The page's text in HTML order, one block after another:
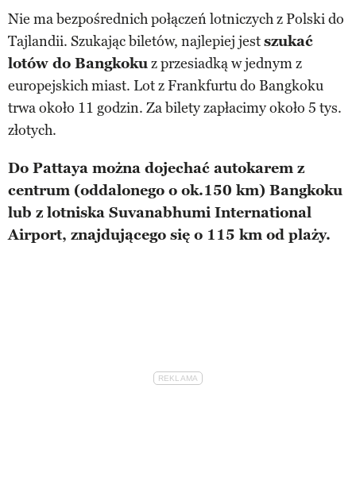
Nie ma bezpośrednich połączeń lotniczych z Polski do
Tajlandii. Szukając biletów, najlepiej jestszukać
lotów do Bangkokuz przesiadką w jednym z
europejskich miast. Lot z Frankfurtu do Bangkoku
trwa około 11 godzin. Za bilety zapłacimy około 5 tys.
złotych.
Do Pattaya można dojechać autokarem z
centrum (oddalonego o ok.150 km) Bangkoku
lub z lotniska Suvanabhumi International
Airport, znajdującego się o 115 km od plaży.